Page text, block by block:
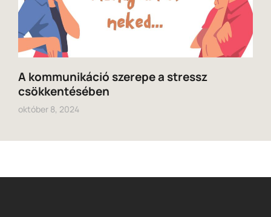
A kommunikáció szerepe a stressz
csökkentésében
október 8, 2024